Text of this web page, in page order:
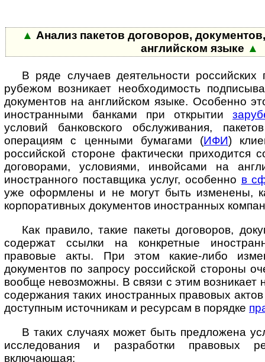
▲ Анализ пакетов договоров,
английском языке ▲
В ряде случаев деятельности
рубежом возникает необходимость
документов на английском языке. Особенно
иностранными банками при открытии
условий банковского обслуживания,
операциям с ценными бумагами (ИФИ)
российской стороне фактически приходится
договорами, условиями, инвойсами на
иностранного поставщика услуг, особенно в
уже оформлены и не могут быть изменены,
корпоративных документов иностранных
Как правило, такие пакеты договоров,
содержат ссылки на конкретные
правовые акты. При этом какие-либо
документов по запросу российской стороны
вообще невозможны. В связи с этим возникает
содержания таких иностранных правовых
доступным источникам и ресурсам в порядке
В таких случаях может быть предложена
исследования и разработки правовых
включающая: